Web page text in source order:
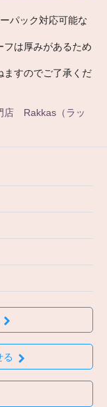
パック対応可能な
は厚みがあるため
ますのでご了承くだ
店 Rakkas（ラッ
る